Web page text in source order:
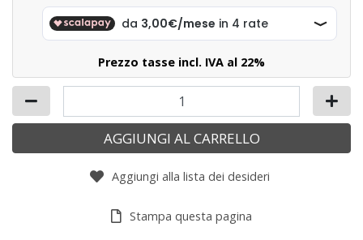
Prezzo tasse incl. IVA al 22%
AGGIUNGI AL CARRELLO
Aggiungi alla lista dei desideri
Stampa questa pagina